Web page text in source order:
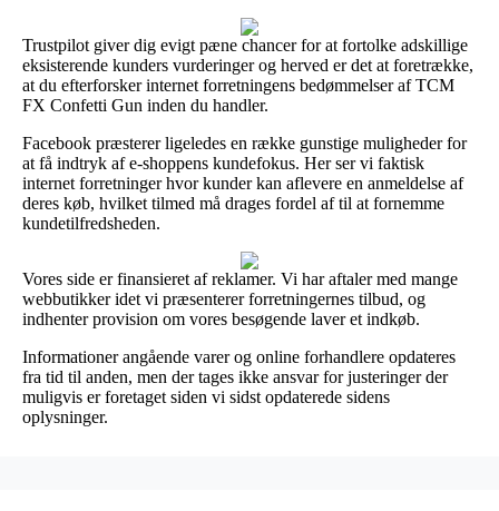
Trustpilot giver dig evigt pæne chancer for at fortolke adskillige
eksisterende kunders vurderinger og herved er det at foretrække,
at du efterforsker internet forretningens bedømmelser af TCM
FX Confetti Gun inden du handler.
Facebook præsterer ligeledes en række gunstige muligheder for
at få indtryk af e-shoppens kundefokus. Her ser vi faktisk
internet forretninger hvor kunder kan aflevere en anmeldelse af
deres køb, hvilket tilmed må drages fordel af til at fornemme
kundetilfredsheden.
Vores side er finansieret af reklamer. Vi har aftaler med mange
webbutikker idet vi præsenterer forretningernes tilbud, og
indhenter provision om vores besøgende laver et indkøb.
Informationer angående varer og online forhandlere opdateres
fra tid til anden, men der tages ikke ansvar for justeringer der
muligvis er foretaget siden vi sidst opdaterede sidens
oplysninger.